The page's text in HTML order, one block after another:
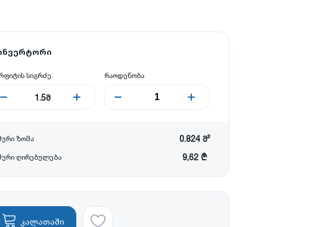
სიგრძე:
1.5მ
რაოდენობა
ზომა 0.824 მ²
ღირებულება 9,62 ₾
კალათაში